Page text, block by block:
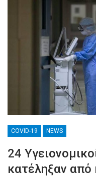
COVID-19 NEWS
24
κατέληξαν